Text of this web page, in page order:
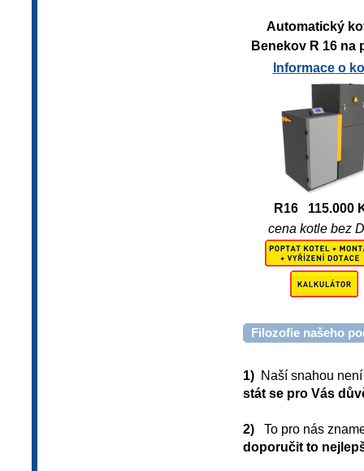
Automatický
Benekov R 16 na
Informace o
R16 115.000
cena kotle bez
Filozofie našeho
1)Naší snahou není
stát se pro Vás
2)To pro nás
doporučit to